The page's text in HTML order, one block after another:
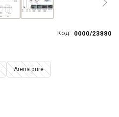
Код: 0000/23880
Arena pure